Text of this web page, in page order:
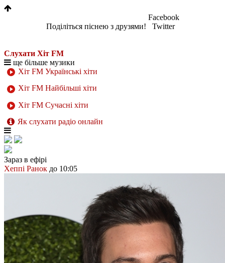
Поділіться піснею з друзями!
Facebook
Twitter
Слухати Хіт FM
ще більше музики
Хіт FM Українські хіти
Хіт FM Найбільші хіти
Хіт FM Сучасні хіти
Як слухати радіо онлайн
Зараз в ефірі
Хеппі Ранок до 10:05